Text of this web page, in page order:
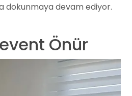
dokunmaya devam ediyor.
Önür